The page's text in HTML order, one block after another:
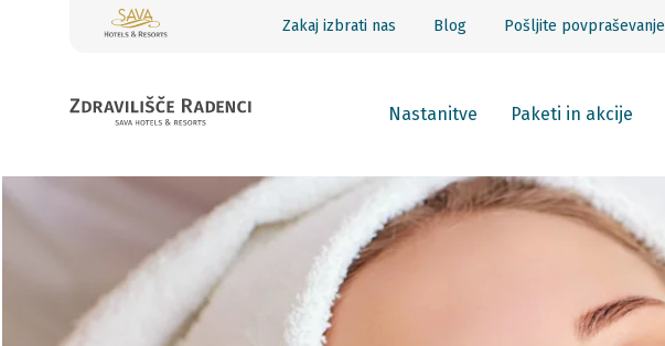
Zakaj izbrati nas Blog Pošljite povpraševanje
Nastanitve Paketi in akcije